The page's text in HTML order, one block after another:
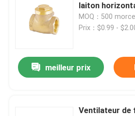
laiton
MOQ：500
Prix：$0.99 -
meilleur prix
Ventilateur de